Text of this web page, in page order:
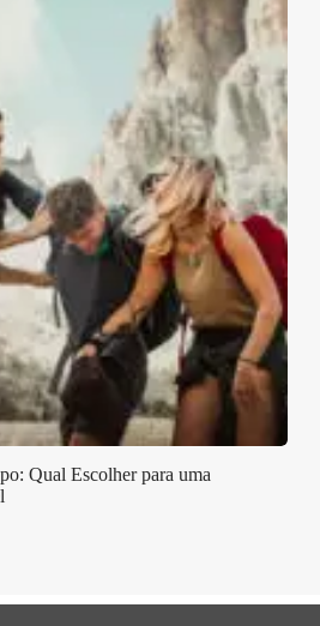
Qual Escolher para uma